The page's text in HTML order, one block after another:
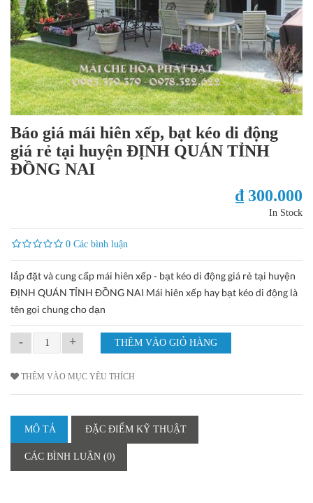
Báo giá mái hiên xếp, bạt kéo di động
giá rẻ tại huyện ĐỊNH QUÁN TỈNH
ĐỒNG NAI
₫ 300.000
In Stock
0 Các bình luận
lắp đặt và cung cấp mái hiên xếp - bạt kéo di động giá rẻ tại huyện
ĐỊNH QUÁN TỈNH ĐỒNG NAI Mái hiên xếp hay bạt kéo di động là
tên gọi chung cho dạn
- +
THÊM VÀO MỤC YÊU THÍCH
MÔ TẢ ĐẶC ĐIỂM KỸ THUẬT
CÁC BÌNH LUẬN (0)